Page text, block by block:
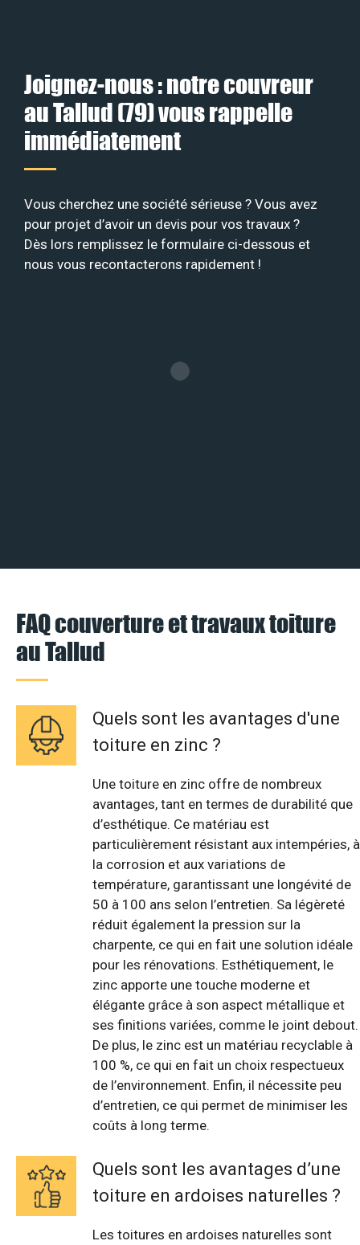
Joignez-nous : notre couvreur
au Tallud (79) vous rappelle
immédiatement
Vous cherchez une société sérieuse ? Vous avez
pour projet d’avoir un devis pour vos travaux ?
Dès lors remplissez le formulaire ci-dessous et
nous vous recontacterons rapidement !
FAQ couverture et travaux toiture
au Tallud
Quels sont les avantages d'une
toiture en zinc ?
Une toiture en zinc offre de nombreux
avantages, tant en termes de durabilité que
d’esthétique. Ce matériau est
particulièrement résistant aux intempéries, à
la corrosion et aux variations de
température, garantissant une longévité de
50 à 100 ans selon l’entretien. Sa légèreté
réduit également la pression sur la
charpente, ce qui en fait une solution idéale
pour les rénovations. Esthétiquement, le
zinc apporte une touche moderne et
élégante grâce à son aspect métallique et
ses finitions variées, comme le joint debout.
De plus, le zinc est un matériau recyclable à
100 %, ce qui en fait un choix respectueux
de l’environnement. Enfin, il nécessite peu
d’entretien, ce qui permet de minimiser les
coûts à long terme.
Quels sont les avantages d’une
toiture en ardoises naturelles ?
Les toitures en ardoises naturelles sont